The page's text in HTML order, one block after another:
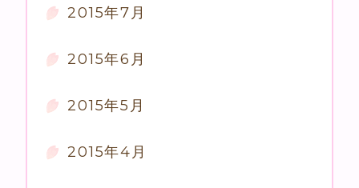
2015年7月
2015年6月
2015年5月
2015年4月